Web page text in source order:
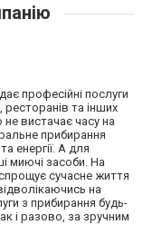
професійні послуги
ресторанів та інших
вистачає часу на
прибирання
енергії. А для
миючі засоби. На
спрощує сучасне життя
на
з прибирання будь-
і разово, за зручним